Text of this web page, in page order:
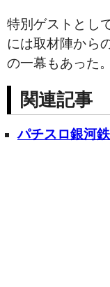
特別ゲストとし
には取材陣から
の一幕もあった。
関連記事
パチスロ銀河